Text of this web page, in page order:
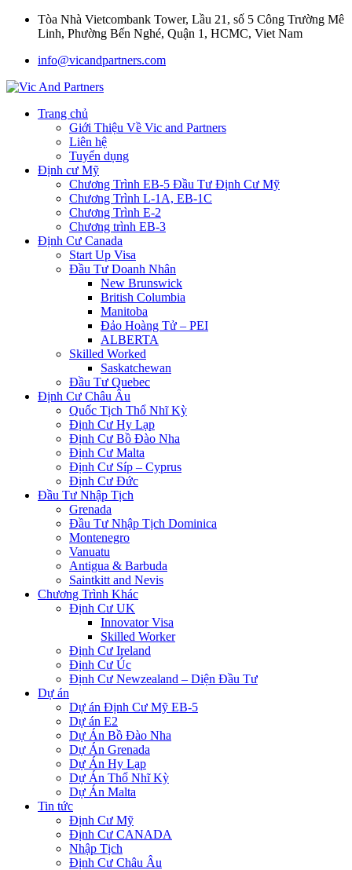
Tòa Nhà Vietcombank Tower, Lầu 21, số 5 Công Trường Mê
Linh, Phường Bến Nghé, Quận 1, HCMC, Viet Nam
info@vicandpartners.com
Trang chủ
Giới Thiệu Về Vic and Partners
Liên hệ
Tuyển dụng
Định cư Mỹ
Chương Trình EB-5 Đầu Tư Định Cư Mỹ
Chương Trình L-1A, EB-1C
Chương Trình E-2
Chương trình EB-3
Định Cư Canada
Start Up Visa
Đầu Tư Doanh Nhân
New Brunswick
British Columbia
Manitoba
Đảo Hoàng Tử – PEI
ALBERTA
Skilled Worked
Saskatchewan
Đầu Tư Quebec
Định Cư Châu Âu
Quốc Tịch Thổ Nhĩ Kỳ
Định Cư Hy Lạp
Định Cư Bồ Đào Nha
Định Cư Malta
Định Cư Síp – Cyprus
Định Cư Đức
Đầu Tư Nhập Tịch
Grenada
Đầu Tư Nhập Tịch Dominica
Montenegro
Vanuatu
Antigua & Barbuda
Saintkitt and Nevis
Chương Trình Khác
Định Cư UK
Innovator Visa
Skilled Worker
Định Cư Ireland
Định Cư Úc
Định Cư Newzealand – Diện Đầu Tư
Dự án
Dự án Định Cư Mỹ EB-5
Dự án E2
Dự Án Bồ Đào Nha
Dự Án Grenada
Dự Án Hy Lạp
Dự Án Thổ Nhĩ Kỳ
Dự Án Malta
Tin tức
Định Cư Mỹ
Định Cư CANADA
Nhập Tịch
Định Cư Châu Âu